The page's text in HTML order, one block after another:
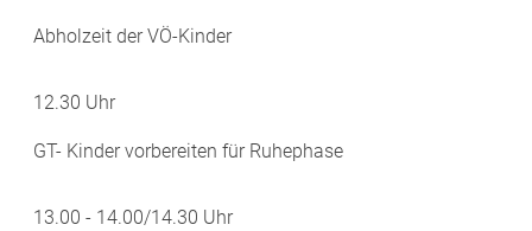
Abholzeit der VÖ-Kinder
12.30 Uhr
GT- Kinder vorbereiten für Ruhephase
13.00 - 14.00/14.30 Uhr